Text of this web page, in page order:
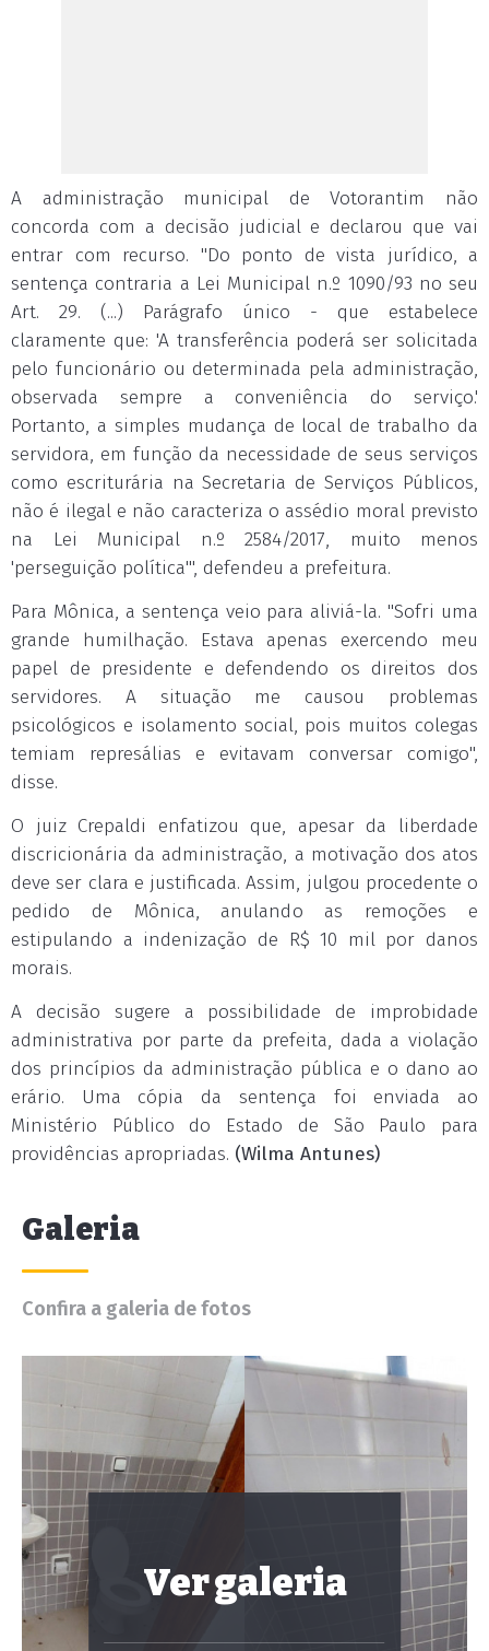
A administração municipal de Votorantim não
concorda com a decisão judicial e declarou que vai
entrar com recurso. "Do ponto de vista jurídico, a
sentença contraria a Lei Municipal n.º 1090/93 no seu
Art. 29. (...) Parágrafo único - que estabelece
claramente que: 'A transferência poderá ser solicitada
pelo funcionário ou determinada pela administração,
observada sempre a conveniência do serviço.'
Portanto, a simples mudança de local de trabalho da
servidora, em função da necessidade de seus serviços
como escriturária na Secretaria de Serviços Públicos,
não é ilegal e não caracteriza o assédio moral previsto
na Lei Municipal n.º 2584/2017, muito menos
'perseguição política'", defendeu a prefeitura.
Para Mônica, a sentença veio para aliviá-la. "Sofri uma
grande humilhação. Estava apenas exercendo meu
papel de presidente e defendendo os direitos dos
servidores. A situação me causou problemas
psicológicos e isolamento social, pois muitos colegas
temiam represálias e evitavam conversar comigo",
disse.
O juiz Crepaldi enfatizou que, apesar da liberdade
discricionária da administração, a motivação dos atos
deve ser clara e justificada. Assim, julgou procedente o
pedido de Mônica, anulando as remoções e
estipulando a indenização de R$ 10 mil por danos
morais.
A decisão sugere a possibilidade de improbidade
administrativa por parte da prefeita, dada a violação
dos princípios da administração pública e o dano ao
erário. Uma cópia da sentença foi enviada ao
Ministério Público do Estado de São Paulo para
providências apropriadas. (Wilma Antunes)
Galeria
Confira a galeria de fotos
Ver galeria